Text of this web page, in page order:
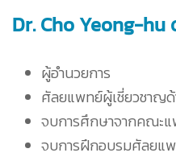
Dr. Cho Yeong-hu
ผู้อำนวยการ
ศัลยแพทย์ผู้เชี่ยวชาญ
จบการศึกษาจากคณะ
จบการฝึกอบรมศัลยแ